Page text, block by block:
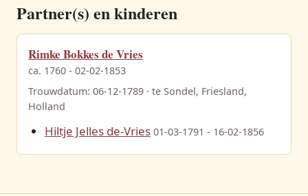
Partner(s) en kinderen
Rimke Bokkes de Vries
ca. 1760 - 02-02-1853
Trouwdatum: 06-12-1789 · te Sondel, Friesland,
Holland
Hiltje Jelles de-Vries 01-03-1791 - 16-02-1856